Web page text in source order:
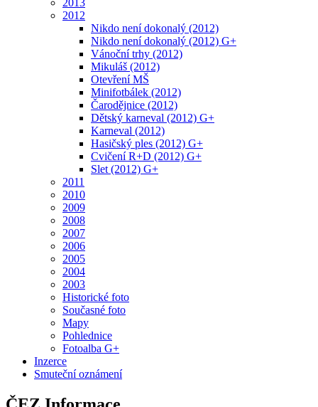
2012
Nikdo není dokonalý (2012)
Nikdo není dokonalý (2012) G+
Vánoční trhy (2012)
Mikuláš (2012)
Otevření MŠ
Minifotbálek (2012)
Čarodějnice (2012)
Dětský karneval (2012) G+
Karneval (2012)
Hasičský ples (2012) G+
Cvičení R+D (2012) G+
Slet (2012) G+
2011
2010
2009
2008
2007
2006
2005
2004
2003
Historické foto
Současné foto
Mapy
Pohlednice
Fotoalba G+
Inzerce
Smuteční oznámení